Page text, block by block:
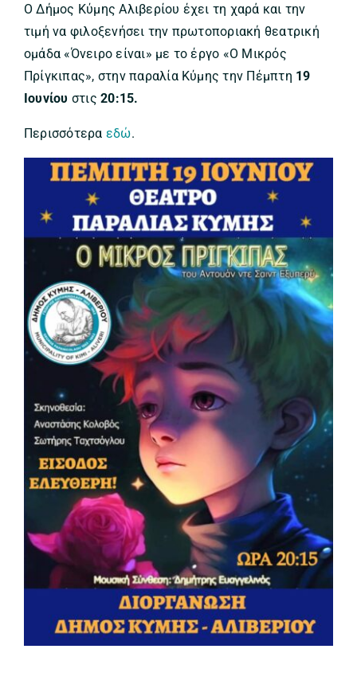
Ο Δήμος Κύμης Αλιβερίου έχει τη χαρά και την
τιμή να φιλοξενήσει την πρωτοποριακή θεατρική
ομάδα «Όνειρο είναι» με το έργο «Ο Μικρός
Πρίγκιπας», στην παραλία Κύμης την Πέμπτη 19
Ιουνίου στις20:15.
Περισσότερα εδώ.